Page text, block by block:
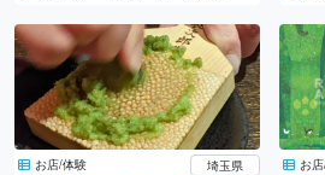
お店/体験 埼玉県 お